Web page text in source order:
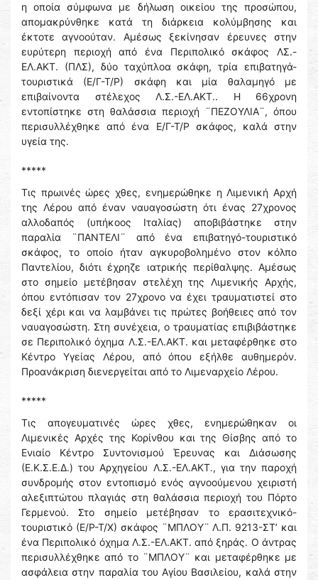
η οποία σύμφωνα με δήλωση οικείου της προσώπου,
απομακρύνθηκε κατά τη διάρκεια κολύμβησης και
έκτοτε αγνοούταν. Αμέσως ξεκίνησαν έρευνες στην
ευρύτερη περιοχή από ένα Περιπολικό σκάφος ΛΣ.-
ΕΛ.ΑΚΤ. (ΠΛΣ), δύο ταχύπλοα σκάφη, τρία επιβατηγά-
τουριστικά (Ε/Γ-Τ/Ρ) σκάφη και μία θαλαμηγό με
επιβαίνοντα στέλεχος Λ.Σ.-ΕΛ.ΑΚΤ.. Η 66χρονη
εντοπίστηκε στη θαλάσσια περιοχή ¨ΠΕΖΟΥΛΙΑ¨, όπου
περισυλλέχθηκε από ένα Ε/Γ-Τ/Ρ σκάφος, καλά στην
υγεία της.
*****
Τις πρωινές ώρες χθες, ενημερώθηκε η Λιμενική Αρχή
της Λέρου από έναν ναυαγοσώστη ότι ένας 27χρονος
αλλοδαπός (υπήκοος Ιταλίας) αποβιβάστηκε στην
παραλία ¨ΠΑΝΤΕΛΙ¨ από ένα επιβατηγό-τουριστικό
σκάφος, το οποίο ήταν αγκυροβολημένο στον κόλπο
Παντελίου, διότι έχρηζε ιατρικής περίθαλψης. Αμέσως
στο σημείο μετέβησαν στελέχη της Λιμενικής Αρχής,
όπου εντόπισαν τον 27χρονο να έχει τραυματιστεί στο
δεξί χέρι και να λαμβάνει τις πρώτες βοήθειες από τον
ναυαγοσώστη. Στη συνέχεια, ο τραυματίας επιβιβάστηκε
σε Περιπολικό όχημα Λ.Σ.-ΕΛ.ΑΚΤ. και μεταφέρθηκε στο
Κέντρο Υγείας Λέρου, από όπου εξήλθε αυθημερόν.
Προανάκριση διενεργείται από το Λιμεναρχείο Λέρου.
*****
Τις απογευματινές ώρες χθες, ενημερώθηκαν οι
Λιμενικές Αρχές της Κορίνθου και της Θίσβης από το
Ενιαίο Κέντρο Συντονισμού Έρευνας και Διάσωσης
(Ε.Κ.Σ.Ε.Δ.) του Αρχηγείου Λ.Σ.-ΕΛ.ΑΚΤ., για την παροχή
συνδρομής στον εντοπισμό ενός αγνοούμενου χειριστή
αλεξιπτώτου πλαγιάς στη θαλάσσια περιοχή του Πόρτο
Γερμενού. Στο σημείο μετέβησαν το ερασιτεχνικό-
τουριστικό (Ε/Ρ-Τ/Χ) σκάφος ¨ΜΠΛΟΥ¨ Λ.Π. 9213-ΣΤ’ και
ένα Περιπολικό όχημα Λ.Σ.-ΕΛ.ΑΚΤ. από ξηράς. Ο άντρας
περισυλλέχθηκε από το ¨ΜΠΛΟΥ¨ και μεταφέρθηκε με
ασφάλεια στην παραλία του Αγίου Βασιλείου, καλά στην